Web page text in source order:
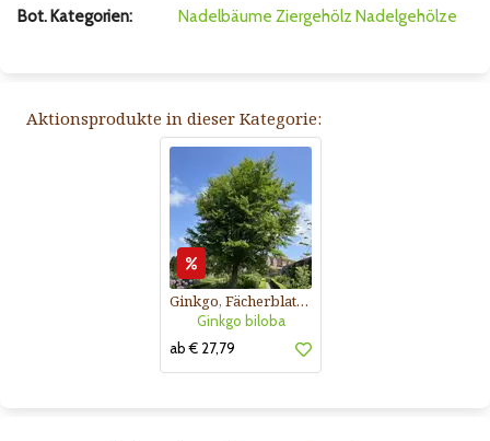
Bot. Kategorien:
Nadelbäume Ziergehölz Nadelgehölze
Aktionsprodukte in dieser Kategorie:
Ginkgo, Fächerblattbaum
Ginkgo biloba
ab € 27,79